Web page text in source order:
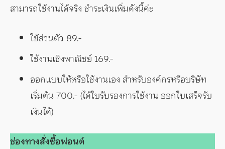
สามารถใช้งานได้จริง ชำระเงินเพิ่มดังนี้ค่ะ
ใช้ส่วนตัว 89.-
ใช้งานเชิงพาณิชย์ 169.-
ออกแบบให้หรือใช้งานเอง สำหรับองค์กรหรือบริษัท
เริ่มต้น 700.- (ได้ใบรับรองการใช้งาน ออกใบเสร็จรับ
เงินได้)
ช่องทางสั่งซื้อฟอนต์